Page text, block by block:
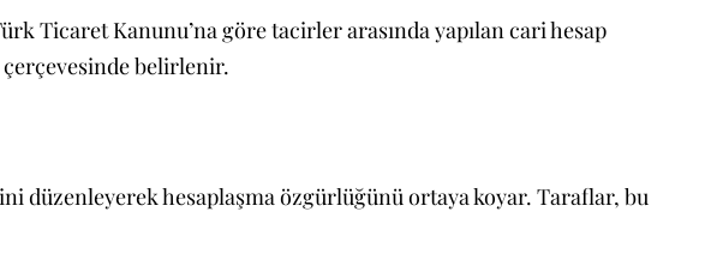
Ticaret Kanunu’na göre tacirler arasında yapılan cari hesap
belirlenir.
düzenleyerek hesaplaşma özgürlüğünü ortaya koyar. Taraflar, bu